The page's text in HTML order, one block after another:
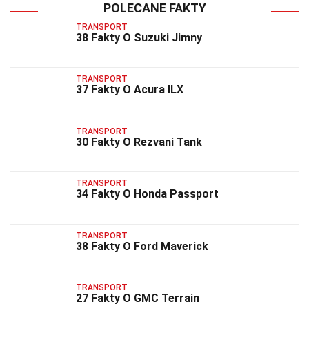
POLECANE FAKTY
TRANSPORT
38 Fakty O Suzuki Jimny
TRANSPORT
37 Fakty O Acura ILX
TRANSPORT
30 Fakty O Rezvani Tank
TRANSPORT
34 Fakty O Honda Passport
TRANSPORT
38 Fakty O Ford Maverick
TRANSPORT
27 Fakty O GMC Terrain